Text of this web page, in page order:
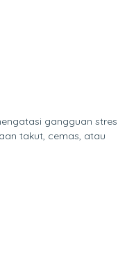
gangguan stres
takut, cemas, atau